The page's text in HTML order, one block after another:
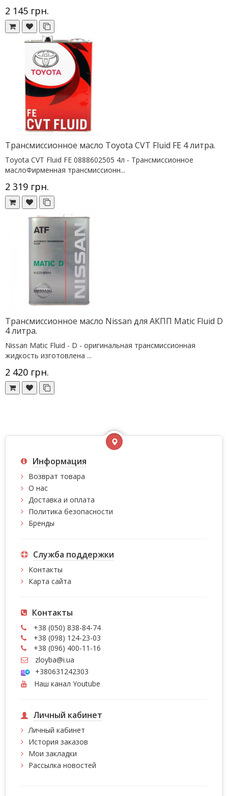
2 145 грн.
Трансмиссионное масло Toyota CVT Fluid FE 4 литра.
Toyota CVT Fluid FE 0888602505 4л - Трансмиссионное
маслоФирменная трансмиссионн...
2 319 грн.
Трансмиссионное масло Nissan для АКПП Matic Fluid D
4 литра.
Nissan Matic Fluid - D - оригинальная трансмиссионная
жидкость изготовлена ...
2 420 грн.
Информация
Возврат товара
О нас
Доставка и оплата
Политика безопасности
Бренды
Служба поддержки
Контакты
Карта сайта
Контакты
+38 (050) 838-84-74
+38 (098) 124-23-03
+38 (096) 400-11-16
zloyba@i.ua
+380631242303
Наш канал Youtube
Личный кабинет
Личный кабинет
История заказов
Мои закладки
Рассылка новостей